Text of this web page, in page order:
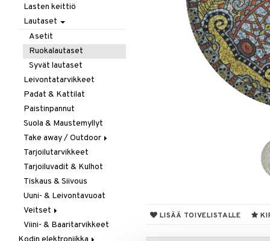
LISÄÄ TOIVELISTALLE
Mixerit &
Sähkövatkaimet
Muut koneet
Vedenkeittimet
Juoma- & Cocktailasit
Juomalasit
Olutlasit
Shamppanjalasit
Snapsi- & Aveclasit
Viinilasit
Whiskey- & Konjakkilasit
Lasten keittiö
Lautaset
Asetit
Ruokalautaset
Syvät lautaset
Leivontatarvikkeet
Padat & Kattilat
Paistinpannut
Suola & Maustemyllyt
Take away / Outdoor
Eväslaatikot
Pullot
Termoskannut
Termosmukit
Tarjoilutarvikkeet
Tarjoiluvadit & Kulhot
Tiskaus & Siivous
Uuni- & Leivontavuoat
Veitset
Erityisveitset
Viini- & Baaritarvikkeet